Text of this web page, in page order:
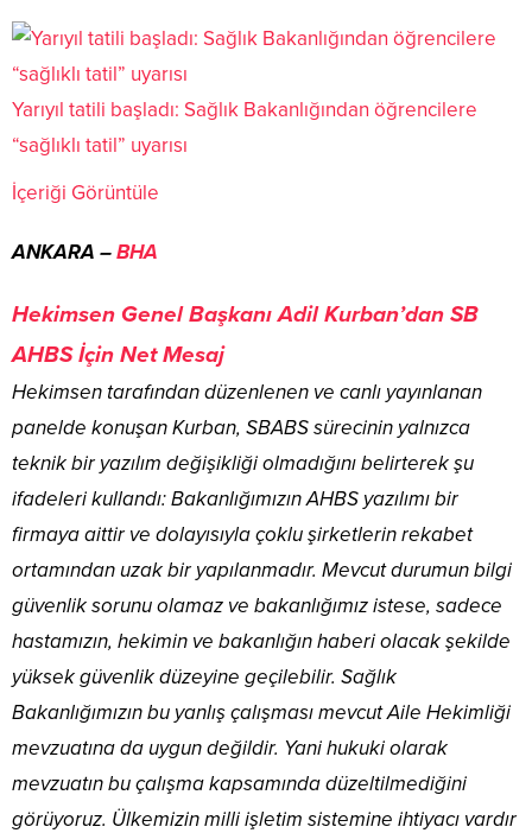
Yarıyıl tatili başladı: Sağlık Bakanlığından öğrencilere
“sağlıklı tatil” uyarısı
İçeriği Görüntüle
ANKARA –BHA
Hekimsen Genel Başkanı Adil Kurban’dan SB
AHBS İçin Net Mesaj
Hekimsen tarafından düzenlenen ve canlı yayınlanan
panelde konuşan Kurban, SBABS sürecinin yalnızca
teknik bir yazılım değişikliği olmadığını belirterek şu
ifadeleri kullandı: Bakanlığımızın AHBS yazılımı bir
firmaya aittir ve dolayısıyla çoklu şirketlerin rekabet
ortamından uzak bir yapılanmadır. Mevcut durumun bilgi
güvenlik sorunu olamaz ve bakanlığımız istese, sadece
hastamızın, hekimin ve bakanlığın haberi olacak şekilde
yüksek güvenlik düzeyine geçilebilir. Sağlık
Bakanlığımızın bu yanlış çalışması mevcut Aile Hekimliği
mevzuatına da uygun değildir. Yani hukuki olarak
mevzuatın bu çalışma kapsamında düzeltilmediğini
görüyoruz. Ülkemizin milli işletim sistemine ihtiyacı vardır